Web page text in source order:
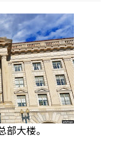
大楼。